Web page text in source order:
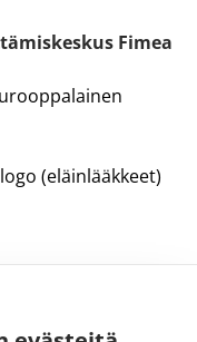
Fimea